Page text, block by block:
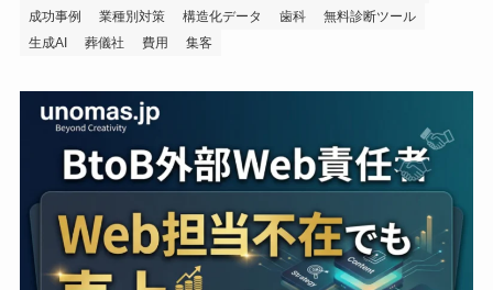
成功事例
業種別対策 構造化データ 歯科
無料診断ツール
生成AI
葬儀社 費用 集客